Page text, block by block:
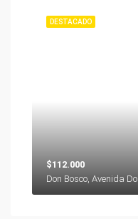
DESTACADO
$112.000